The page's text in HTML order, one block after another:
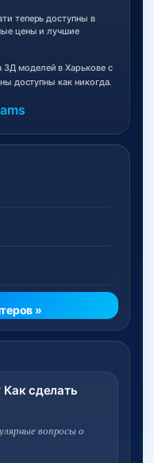
»
Как сделать
вопросы о
теперь доступны в
цены и лучшие
3Д моделей в Харькове с
доступны как никогда.